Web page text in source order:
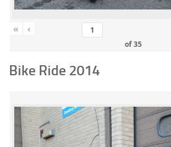
« ‹
of35
Bike Ride 2014